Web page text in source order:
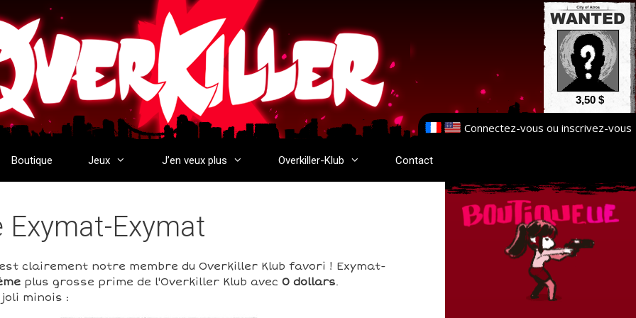
3,50 $
Connectez-vous ou inscrivez-vous
Boutique Jeux J’en veux plus Overkiller-Klub Contact
Exymat-Exymat
clairement notre membre du Overkiller Klub favori ! Exymat-
plus grosse prime de l'Overkiller Klub avec 0 dollars.
minois :